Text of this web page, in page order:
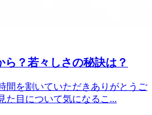
？若々しさの秘訣は？
間を割いていただきありがとうご
た目について気になるこ...